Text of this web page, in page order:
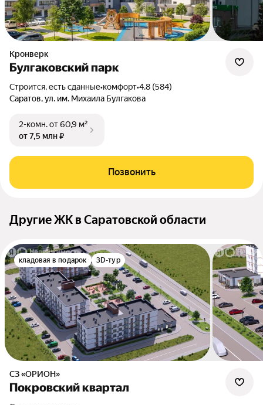
Кронверк
Булгаковский парк
Строится, есть сданные•комфорт•4.8 (584)
Саратов, ул. им. Михаила Булгакова
2-комн.от 60,9 м²
от 7,5 млн ₽
Позвонить
Другие ЖК в Саратовской области
кладовая в подарок 3D-тур
СЗ «ОРИОН»
Покровский квартал